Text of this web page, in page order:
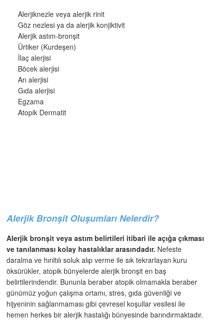
Alerjiknezle veya alerjik rinit
Göz nezlesi ya da alerjik konjiktivit
Alerjik astım-bronşit
Ürtiker (Kurdeşen)
İlaç alerjisi
Böcek alerjisi
Arı alerjisi
Gıda alerjisi
Egzama
Atopik Dermatit
Alerjik Bronşit Oluşumları Nelerdir?
Alerjik bronşit veya astım belirtileri itibari ile açığa çıkması
ve tanılanması kolay hastalıklar arasındadır. Nefeste
daralma ve hırıltılı soluk alıp verme ile sık tekrarlayan kuru
öksürükler, atopik bünyelerde alerjik bronşit en baş
belirtilerindendir. Bununla beraber atopik olmamakla beraber
günümüz yoğun çalışma ortamı, stres, gıda güvenliği ve
hijyeninin sağlanmaması gibi çevresel koşullar vesilesi ile
hemen herkes bir alerjik hastalığı bünyesinde barındırmaktadır.